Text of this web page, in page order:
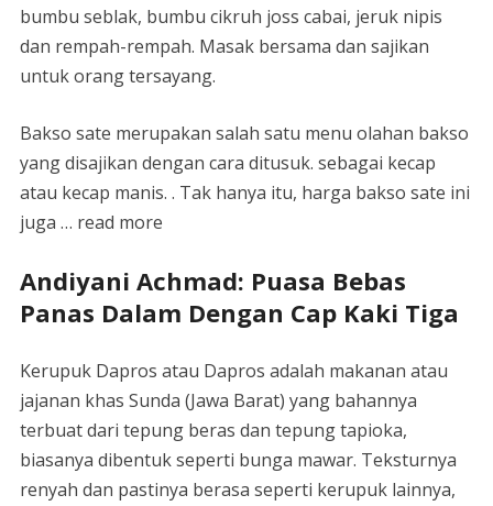
bumbu seblak, bumbu cikruh joss cabai, jeruk nipis
dan rempah-rempah. Masak bersama dan sajikan
untuk orang tersayang.
Bakso sate merupakan salah satu menu olahan bakso
yang disajikan dengan cara ditusuk. sebagai kecap
atau kecap manis. . Tak hanya itu, harga bakso sate ini
juga … read more
Andiyani Achmad: Puasa Bebas
Panas Dalam Dengan Cap Kaki Tiga
Kerupuk Dapros atau Dapros adalah makanan atau
jajanan khas Sunda (Jawa Barat) yang bahannya
terbuat dari tepung beras dan tepung tapioka,
biasanya dibentuk seperti bunga mawar. Teksturnya
renyah dan pastinya berasa seperti kerupuk lainnya,